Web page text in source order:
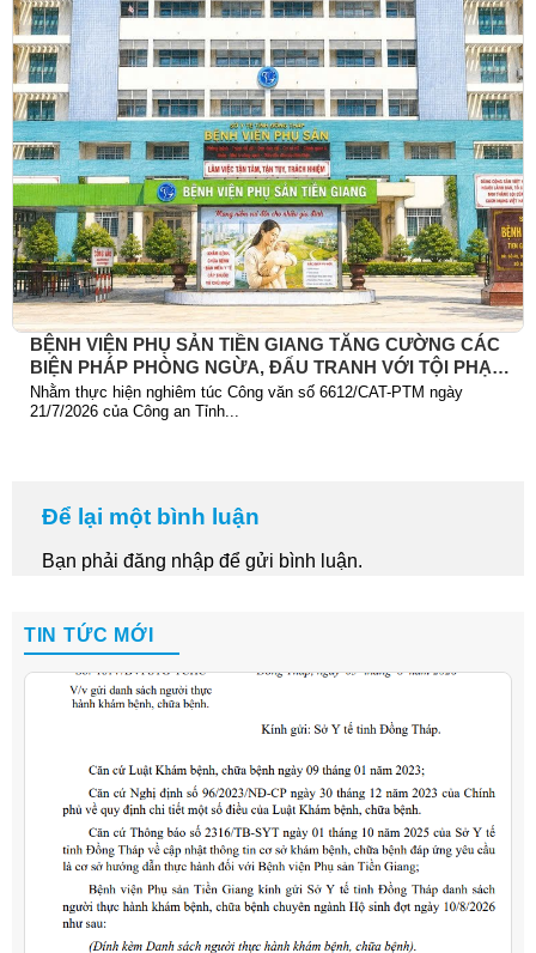
BỆNH VIỆN PHỤ SẢN TIỀN GIANG TĂNG CƯỜNG CÁC
BIỆN PHÁP PHÒNG NGỪA, ĐẤU TRANH VỚI TỘI PHẠM
TRỘM CẮP TÀI SẢN
Nhằm thực hiện nghiêm túc Công văn số 6612/CAT-PTM ngày
21/7/2026 của Công an Tỉnh...
Để lại một bình luận
Bạn phải đăng nhậpđể gửi bình luận.
TIN TỨC MỚI